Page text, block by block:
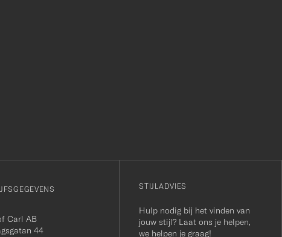
Carl AB
44
STIJLADVIES
Hulp nodig bij het vinden van
jouw stijl? Laat ons je helpen,
we helpen je graag!